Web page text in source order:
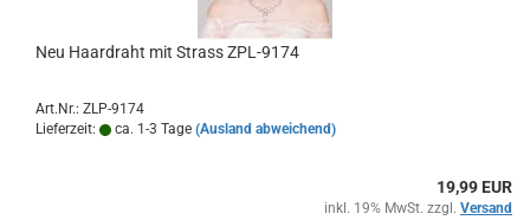
Neu Haardraht mit Strass ZPL-9174
Art.Nr.: ZLP-9174
Lieferzeit:
ca. 1-3 Tage (Ausland abweichend)
19,99 EUR
inkl. 19% MwSt. zzgl. Versand